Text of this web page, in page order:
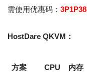
需使用优惠码：
HostDare QKVM：
方案 CPU 内存